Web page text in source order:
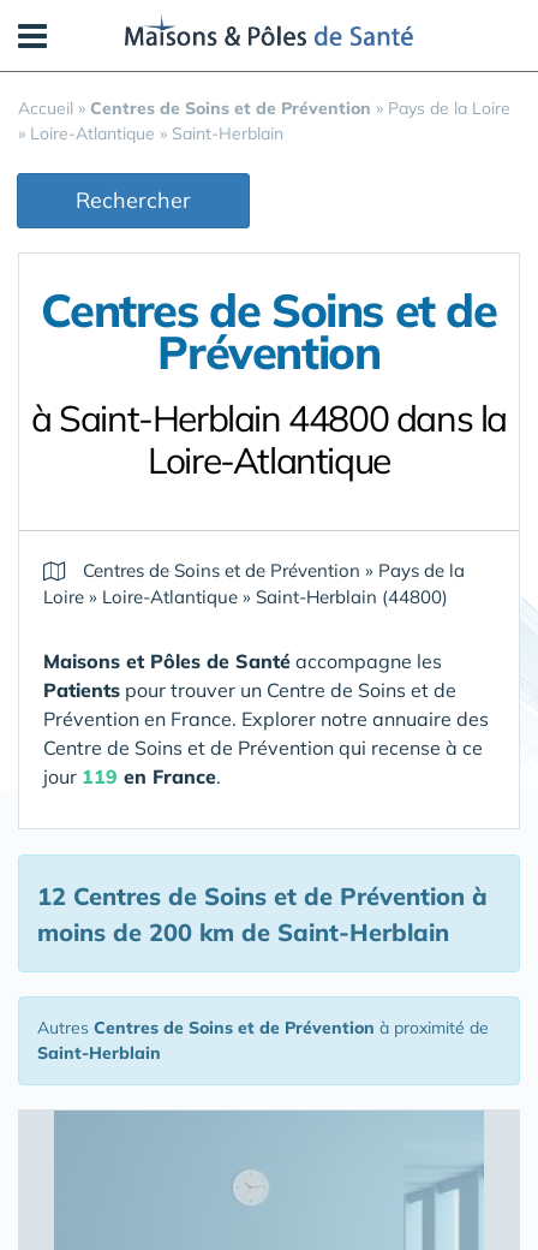
Accueil » Centres de Soins et de Prévention » Pays de la Loire
» Loire-Atlantique » Saint-Herblain
Rechercher
Centres de Soins et de
Prévention
à Saint-Herblain 44800 dans la
Loire-Atlantique
Centres de Soins et de Prévention » Pays de la
Loire » Loire-Atlantique » Saint-Herblain (44800)
Maisons et Pôles de Santé accompagne les
Patients pour trouver un Centre de Soins et de
Prévention en France. Explorer notre annuaire des
Centre de Soins et de Prévention qui recense à ce
jour 119 en France.
12 Centres de Soins et de Prévention à
moins de 200 km de Saint-Herblain
Autres Centres de Soins et de Prévention à proximité de
Saint-Herblain
Panneau de gestion des cookies